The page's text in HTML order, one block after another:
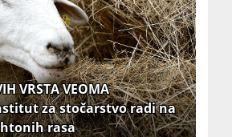
VRSTA VEOMA
za stočarstvo radi na
rasa